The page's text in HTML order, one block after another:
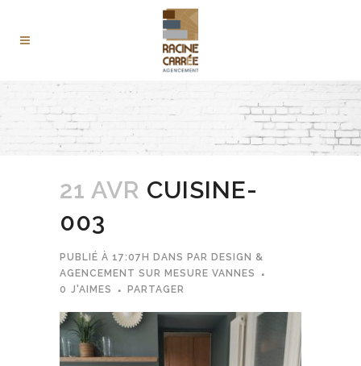
21 AVR CUISINE-
003
PUBLIÉ À 17:07H DANS PAR DESIGN &
AGENCEMENT SUR MESURE VANNES
0 J'AIMES PARTAGER